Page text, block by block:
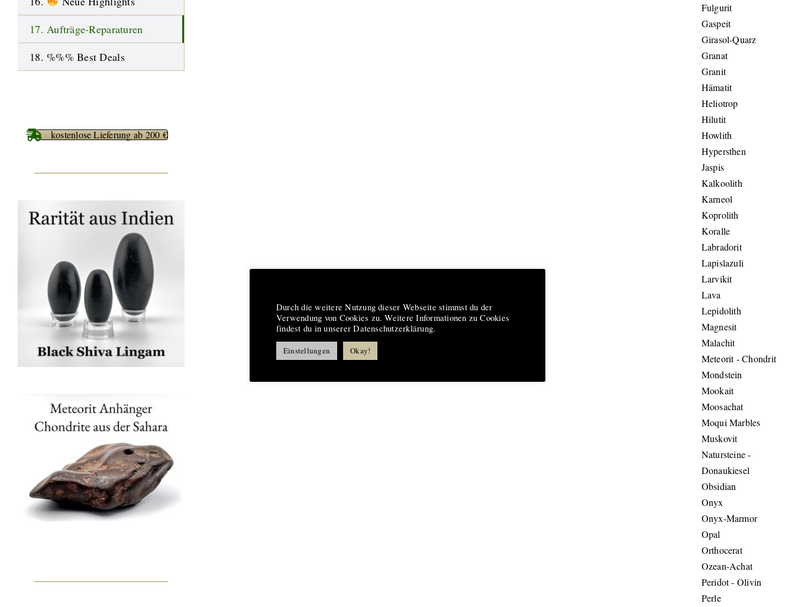
17. Aufträge-Reparaturen
18. %%% Best Deals
kostenlose Lieferung ab 200 €
Fulgurit
Gaspeit
Girasol-Quarz
Granat
Granit
Hämatit
Heliotrop
Hilutit
Howlith
Hypersthen
Jaspis
Kalkoolith
Karneol
Koprolith
Koralle
Labradorit
Lapislazuli
Larvikit
Lava
Lepidolith
Magnesit
Malachit
Meteorit - Chondrit
Mondstein
Mookait
Moosachat
Moqui Marbles
Muskovit
Natursteine -
Donaukiesel
Obsidian
Onyx
Onyx-Marmor
Opal
Orthocerat
Ozean-Achat
Peridot - Olivin
Perle
Durch die weitere Nutzung dieser Webseite stimmst du der
Verwendung von Cookies zu. Weitere Informationen zu Cookies
findest du in unserer Datenschutzerklärung.
Einstellungen Okay!